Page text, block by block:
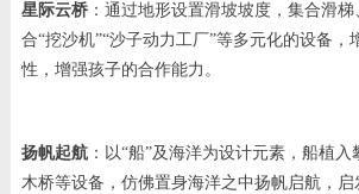
星际云桥：通过地形设置滑坡坡度，集合滑
合“挖沙机”“沙子动力工厂”等多元化的设备，
性，增强孩子的合作能力。
扬帆起航：以“船”及海洋为设计元素，船植
木桥等设备，仿佛置身海洋之中扬帆启航，